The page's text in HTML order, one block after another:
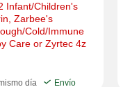
Infant/Children's
Zarbee's
Cold/Immune
Care or Zyrtec 4z
día
Envío